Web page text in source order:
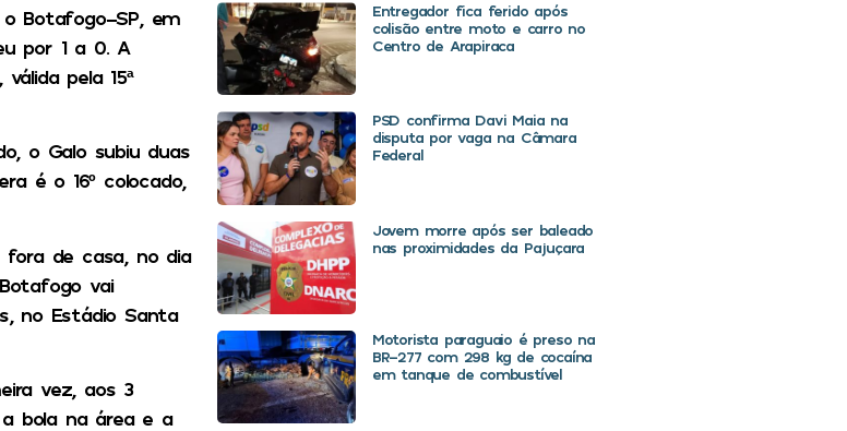
Botafogo-SP, em
por 1 a 0. A
pela 15ª
o Galo subiu duas
é o 16º colocado,
de casa, no dia
vai
no Estádio Santa
vez, aos 3
bola na área e a
Entregador fica ferido após
colisão entre moto e carro no
Centro de Arapiraca
PSD confirma Davi Maia na
disputa por vaga na Câmara
Federal
Jovem morre após ser baleado
nas proximidades da Pajuçara
Motorista paraguaio é preso na
BR-277 com 298 kg de cocaína
em tanque de combustível